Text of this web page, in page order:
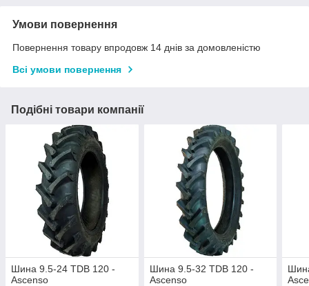
Умови повернення
Повернення товару впродовж 14 днів за домовленістю
Всі умови повернення
Подібні товари компанії
Шина 9.5-24 TDB 120 -
Ascenso
Шина 9.5-32 TDB 120 -
Ascenso